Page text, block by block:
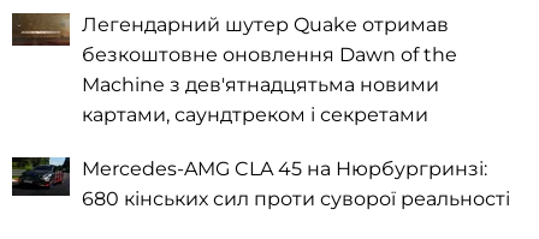
Легендарний шутер Quake отримав
безкоштовне оновлення Dawn of the
Machine з дев'ятнадцятьма новими
картами, саундтреком і секретами
Mercedes-AMG CLA 45 на Нюрбургринзі:
680 кінських сил проти суворої реальності